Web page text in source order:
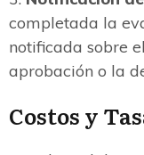
completada la
notificada sobre
aprobación o la
Costos y